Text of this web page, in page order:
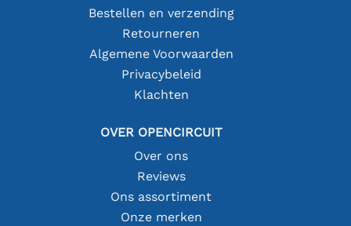
Bestellen en verzending
Retourneren
Algemene Voorwaarden
Privacybeleid
Klachten
OVER OPENCIRCUIT
Over ons
Reviews
Ons assortiment
Onze merken